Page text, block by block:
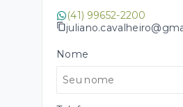
(41) 99652-2200
Nome